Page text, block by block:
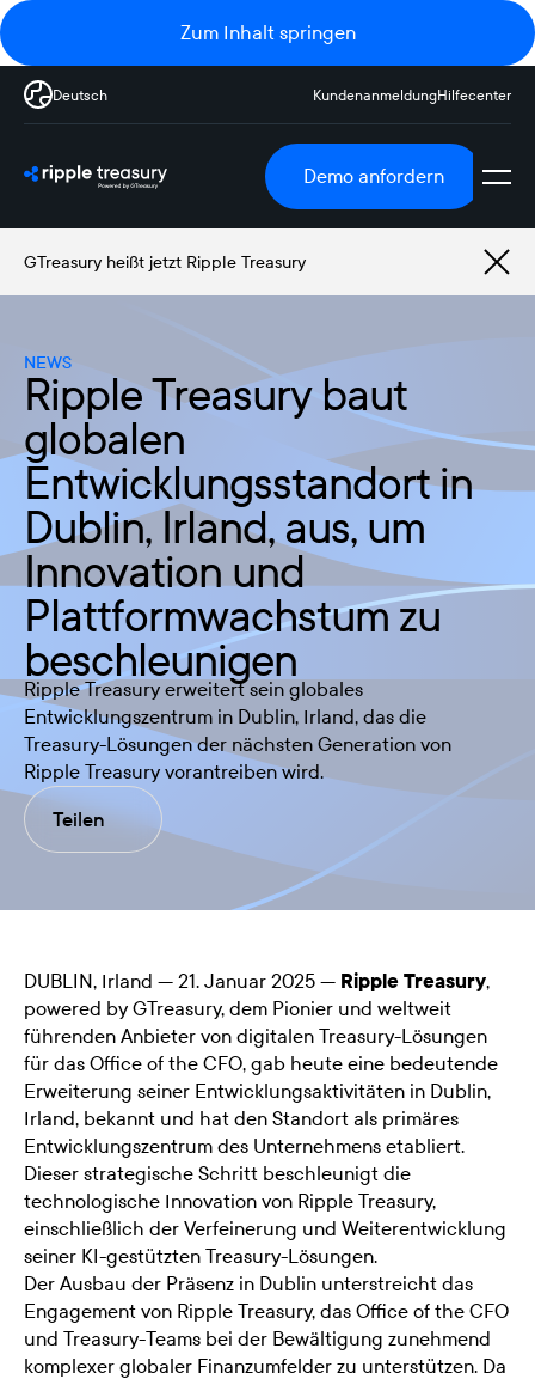
Zum Inhalt springen
Deutsch KundenanmeldungHilfecenter
Demo anfordern
GTreasury heißt jetzt Ripple Treasury
NEWS
Ripple Treasury baut
globalen
Entwicklungsstandort in
Dublin, Irland, aus, um
Innovation und
Plattformwachstum zu
beschleunigen
Ripple Treasury erweitert sein globales
Entwicklungszentrum in Dublin, Irland, das die
Treasury-Lösungen der nächsten Generation von
Ripple Treasury vorantreiben wird.
Teilen
DUBLIN, Irland — 21. Januar 2025 — Ripple Treasury,
powered by GTreasury, dem Pionier und weltweit
führenden Anbieter von digitalen Treasury-Lösungen
für das Office of the CFO, gab heute eine bedeutende
Erweiterung seiner Entwicklungsaktivitäten in Dublin,
Irland, bekannt und hat den Standort als primäres
Entwicklungszentrum des Unternehmens etabliert.
Dieser strategische Schritt beschleunigt die
technologische Innovation von Ripple Treasury,
einschließlich der Verfeinerung und Weiterentwicklung
seiner KI-gestützten Treasury-Lösungen.
Der Ausbau der Präsenz in Dublin unterstreicht das
Engagement von Ripple Treasury, das Office of the CFO
und Treasury-Teams bei der Bewältigung zunehmend
komplexer globaler Finanzumfelder zu unterstützen. Da